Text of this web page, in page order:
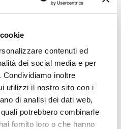
contenuti ed
dei social media e per
inoltre
utilizzi il nostro sito con i
di analisi dei dati web,
potrebbero combinarle
fornito loro o che hanno
è il nuovo punto di
multieffetto
a:31/08/2026
€